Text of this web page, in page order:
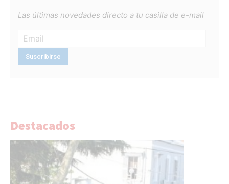
Las últimas novedades directo a tu casilla de e-mail
Destacados